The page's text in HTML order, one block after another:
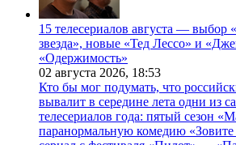
15 телесериалов августа —
звезда», новые «Тед Лессо» и
«Одержимость»
02 августа 2026, 18:53
Кто бы мог подумать, что
вывалит в середине лета одни из
телесериалов года: пятый сезон
паранормальную комедию